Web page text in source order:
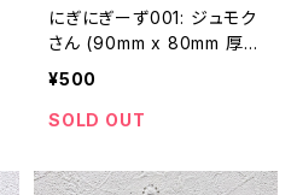
にぎにぎーず001: ジュモク
さん (90mm x 80mm 厚さ
20mmくらい)
¥500
SOLD OUT